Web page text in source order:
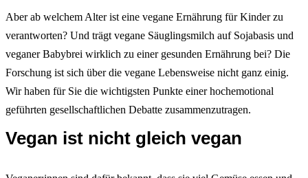
Aber ab welchem Alter ist eine vegane Ernährung für Kinder zu
verantworten? Und trägt vegane Säuglingsmilch auf Sojabasis und
veganer Babybrei wirklich zu einer gesunden Ernährung bei? Die
Forschung ist sich über die vegane Lebensweise nicht ganz einig.
Wir haben für Sie die wichtigsten Punkte einer hochemotional
geführten gesellschaftlichen Debatte zusammenzutragen.
Vegan ist nicht gleich vegan